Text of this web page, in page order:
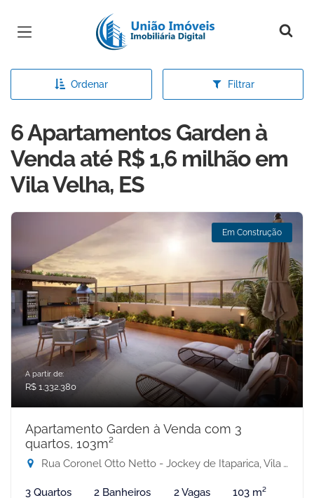
Página inicial
Ordenar Filtrar
6 Apartamentos Garden à
Venda até R$ 1,6 milhão em
Vila Velha, ES
Em Construção
A partir de:
R$ 1.332.380
Apartamento Garden à Venda com 3
quartos, 103m²
Rua Coronel Otto Netto - Jockey de Itaparica, Vila Velha-ES
3 Quartos 2 Banheiros 2 Vagas 103 m²